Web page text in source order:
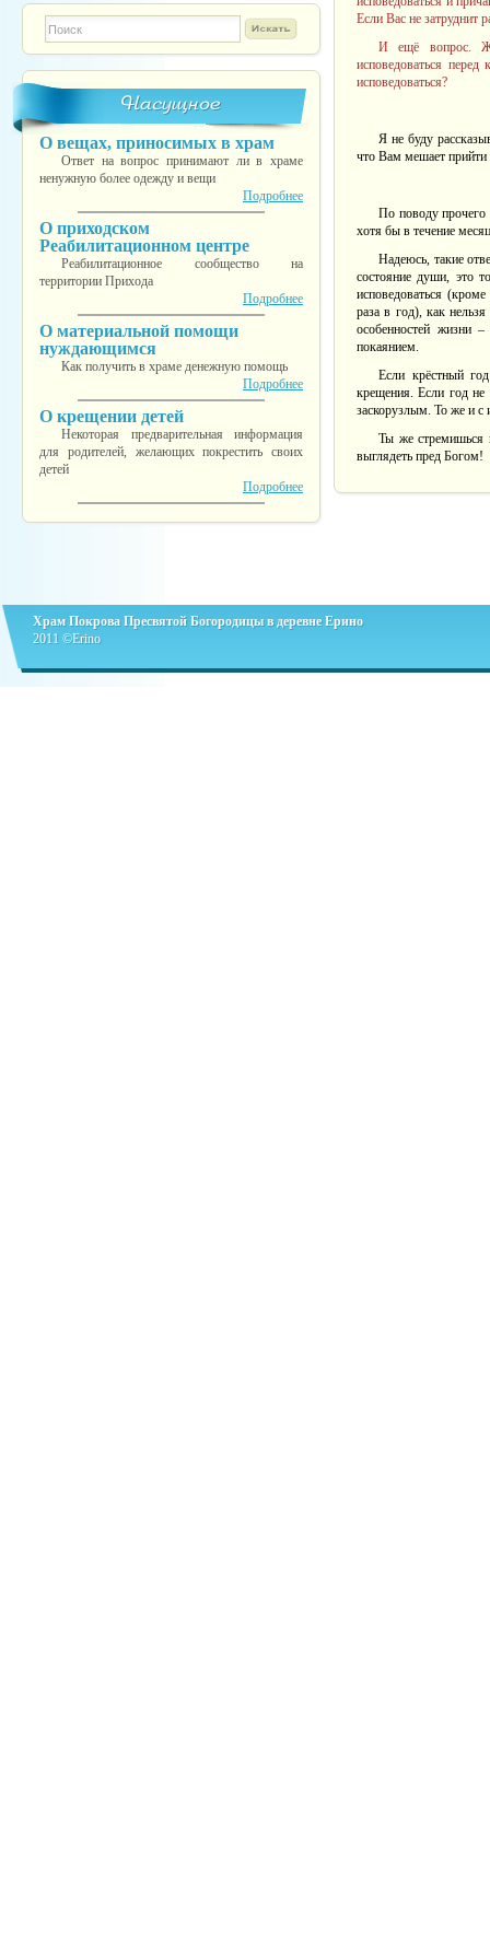
Форма поиска
TESTINS
Насущное
О вещах, приносимых в храм
Ответ на вопрос принимают ли в храме
ненужную более одежду и вещи
Подробнее
О приходском
Реабилитационном центре
Реабилитационное сообщество на
территории Прихода
Подробнее
О материальной помощи
нуждающимся
Как получить в храме денежную помощь
Подробнее
О крещении детей
Некоторая предварительная информация
для родителей, желающих покрестить своих
детей
Подробнее
Если Вас не затруднит
И ещё вопрос.
исповедоваться
исповедоваться?
Я не буду
что Вам мешает прийти
По поводу прочего
хотя бы в течение
Надеюсь, такие
состояние души, это
исповедоваться
раза в год), как
особенностей жизни
покаянием.
Если крёстный
крещения. Если год
заскорузлым. То же и
Ты же стремишься
выглядеть пред Богом!
Храм Покрова Пресвятой Богородицы в деревне Ерино
2011 ©Erino